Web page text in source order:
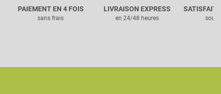
PAIEMENT EN 4 FOIS
sans frais
LIVRAISON EXPRESS
en 24/48 heures
SATISFAIT
sous